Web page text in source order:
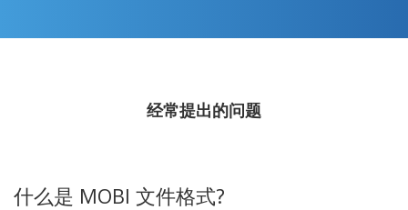
经常提出的问题
什么是 MOBI 文件格式?